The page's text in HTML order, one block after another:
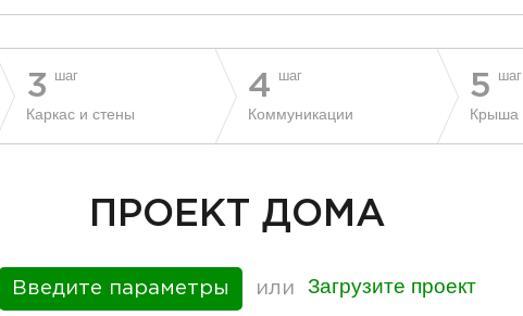
3 шаг
Каркас и стены
4 шаг
Коммуникации
5 шаг
Крыша
ПРОЕКТ ДОМА
Введите параметры или Загрузите проект